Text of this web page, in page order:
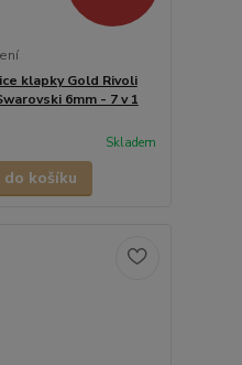
klapky Gold Rivoli
6mm - 7 v 1
Skladem
košíku